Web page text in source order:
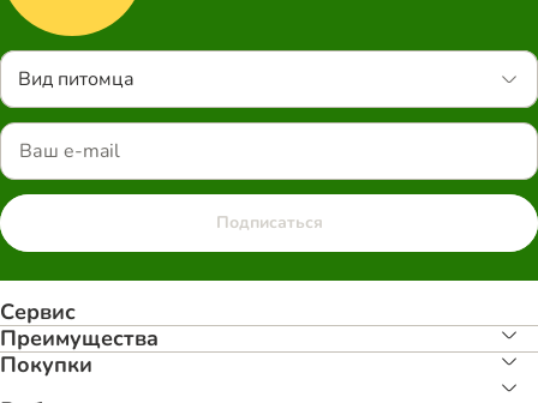
Вид питомца
Подписаться
Сервис
Преимуществa
Покупки